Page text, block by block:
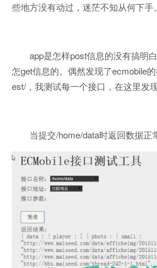
些地方没有动过，迷茫不知从何下手。
app是怎样post信息的没有搞明
怎get信息的。偶然发现了ecmobile
est/，我测试每一个接口，在这里发现
当提交/home/data时返回数据正